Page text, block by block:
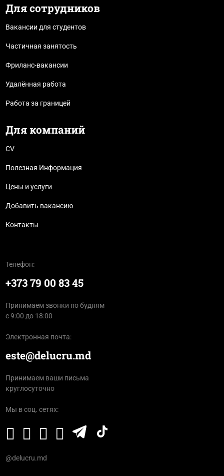
Для сотрудников
Вакансии для студентов
Частичная занятость
Фриланс-вакансии
Удалённая работа
Работа за границей
Для компаний
CV
Полезная Информация
Цены и услуги
Добавить вакансию
Контакты
Телефон:
+373 79 00 83 45
Принимаем звонки по будням
с 9:00 до 18:00
Электронная почта:
este@delucru.md
Принимаем ваши письма
круглосуточно
Мы в соц. сетях:
@delucru.md